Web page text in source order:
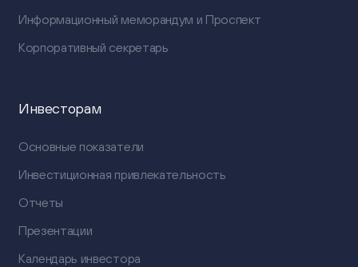
Информационный меморандум и Проспект
Корпоративный секретарь
Инвесторам
Основные показатели
Инвестиционная привлекательность
Отчеты
Презентации
Календарь инвестора